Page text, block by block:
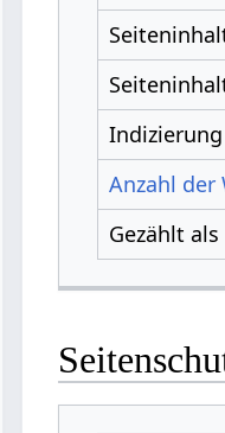
Anzahl der
Gezählt